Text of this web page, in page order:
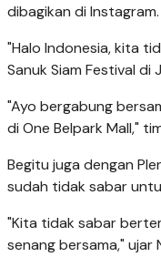
dibagikan di Instagram.
"Halo Indonesia, kita
Sanuk Siam Festival di
"Ayo bergabung
di One Belpark Mall,"
Begitu juga dengan
sudah tidak sabar
"Kita tidak sabar
senang bersama," ujar